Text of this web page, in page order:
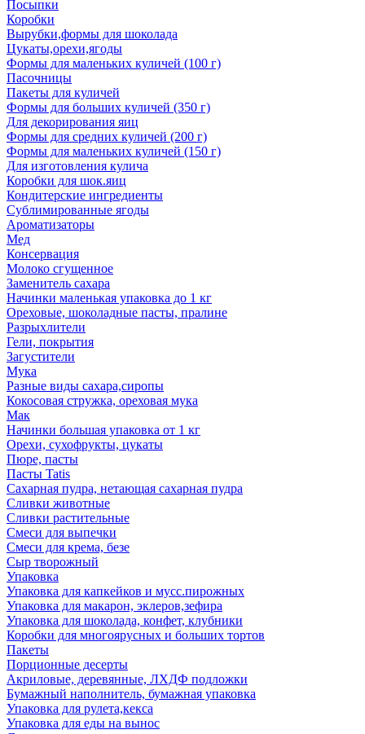
Посыпки
Коробки
Вырубки,формы для шоколада
Цукаты,орехи,ягоды
Формы для маленьких куличей (100 г)
Пасочницы
Пакеты для куличей
Формы для больших куличей (350 г)
Для декорирования яиц
Формы для средних куличей (200 г)
Формы для маленьких куличей (150 г)
Для изготовления кулича
Коробки для шок.яиц
Кондитерские ингредиенты
Сублимированные ягоды
Ароматизаторы
Мед
Консервация
Молоко сгущенное
Заменитель сахара
Начинки маленькая упаковка до 1 кг
Ореховые, шоколадные пасты, пралине
Разрыхлители
Гели, покрытия
Загустители
Мука
Разные виды сахара,сиропы
Кокосовая стружка, ореховая мука
Мак
Начинки большая упаковка от 1 кг
Орехи, сухофрукты, цукаты
Пюре, пасты
Пасты Tatis
Сахарная пудра, нетающая сахарная пудра
Сливки животные
Сливки растительные
Смеси для выпечки
Смеси для крема, безе
Сыр творожный
Упаковка
Упаковка для капкейков и мусс.пирожных
Упаковка для макарон, эклеров,зефира
Упаковка для шоколада, конфет, клубники
Коробки для многоярусных и больших тортов
Пакеты
Порционные десерты
Акриловые, деревянные, ЛХДФ подложки
Бумажный наполнитель, бумажная упаковка
Упаковка для рулета,кекса
Упаковка для еды на вынос